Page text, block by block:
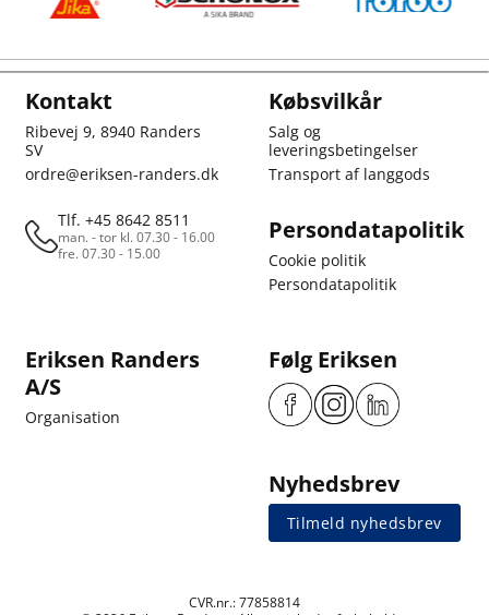
Kontakt
Ribevej 9, 8940 Randers
SV
ordre@eriksen-randers.dk
Tlf. +45 8642 8511
man. - tor kl. 07.30 - 16.00
fre. 07.30 - 15.00
Købsvilkår
Salg og
leveringsbetingelser
Transport af langgods
Persondatapolitik
Cookie politik
Persondatapolitik
Eriksen Randers
A/S
Organisation
Følg Eriksen
Nyhedsbrev
Tilmeld nyhedsbrev
CVR.nr.: 77858814